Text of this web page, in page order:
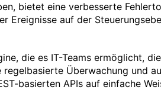
bietet eine verbesserte
Ereignisse auf der
die es IT-Teams ermöglicht,
Überwachung und
basierten APIs auf einfache